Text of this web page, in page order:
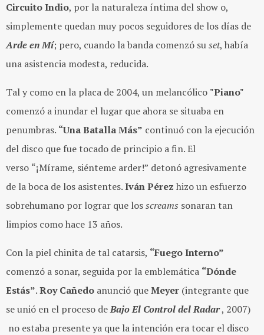
Circuito Indio, por la naturaleza íntima del show o,
simplemente quedan muy pocos seguidores de los días de
Arde en Mí; pero, cuando la banda comenzó suset, había
una asistencia modesta, reducida.
Tal y como en la placa de 2004, un melancólico "Piano"
comenzó a inundar el lugar que ahora se situaba en
penumbras. “Una Batalla Más” continuó con la ejecución
del disco que fue tocado de principio a fin. El
verso “¡Mírame, siénteme arder!” detonó agresivamente
de la boca de los asistentes.Iván Pérez hizo un esfuerzo
sobrehumano por lograr que losscreams sonaran tan
limpios como hace 13 años.
Con la piel chinita de tal catarsis, “Fuego Interno”
comenzó a sonar, seguida por la emblemática “Dónde
Estás”.Roy Cañedo anunció queMeyer (integrante que
se unió en el proceso deBajo El Control del Radar, 2007)
no estaba presente ya que la intención era tocar el disco